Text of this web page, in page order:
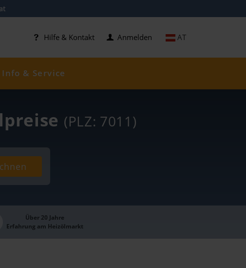
AT
Hilfe & Kontakt Anmelden
Info & Service
(PLZ: 7011)
Über 20 Jahre
Erfahrung am Heizölmarkt